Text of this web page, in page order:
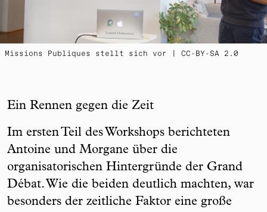
Missions Publiques stellt sich vor | CC-BY-SA 2.0
Ein Rennen gegen die Zeit
Im ersten Teil des Workshops berichteten
Antoine und Morgane über die
organisatorischen Hintergründe der Grand
Débat. Wie die beiden deutlich machten, war
besonders der zeitliche Faktor eine große